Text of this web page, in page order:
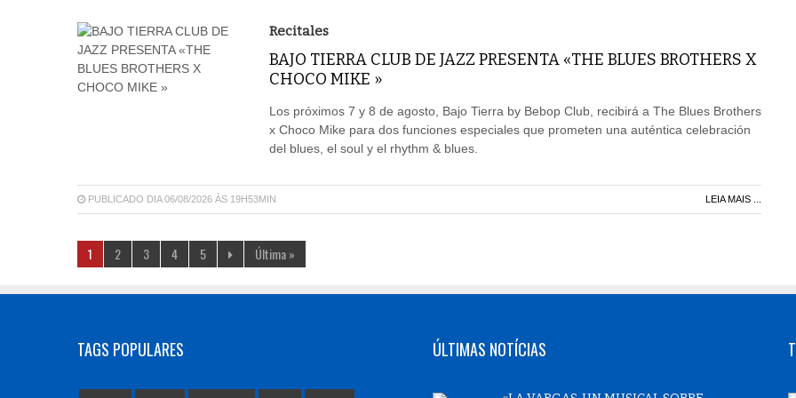
Recitales
BAJO TIERRA CLUB DE JAZZ PRESENTA «THE BLUES BROTHERS X
CHOCO MIKE »
Los próximos 7 y 8 de agosto, Bajo Tierra by Bebop Club, recibirá a The Blues Brothers
x Choco Mike para dos funciones especiales que prometen una auténtica celebración
del blues, el soul y el rhythm & blues.
PUBLICADO DIA 06/08/2026 ÀS 19H53MIN LEIA MAIS ...
1 2 3 4 5 Última »
TAGS POPULARES ÚLTIMAS NOTÍCIAS